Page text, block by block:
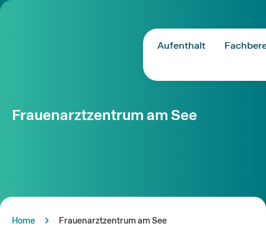
Aufenthalt
Frauenarztzentrum am See
Home Frauenarztzentrum am See